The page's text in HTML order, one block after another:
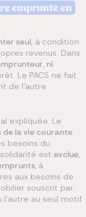
emprunte en
seul, à condition
revenus. Dans
ni
Le PACS ne fait
de l'autre
expliquée. Le
la vie courante
besoins du
est exclue,
, à
aux besoins de
souscrit par
l'autre au seul motif